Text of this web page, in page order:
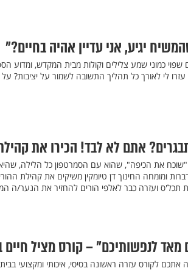
יגיע, אני עדיין אהיה בחיים?"
כמוני שמע צלילים וקולות מבית המקדש, ומדוע
לי לאורך כל תהליך התשובה לשמור על יציבות?
אתם לא לבד! הכירו את
את הכיפה", שהוא עם הסמרטפון כל הלילה,
ומומחה החינוך דן טיומקין משיקים את קהילת
תכל'ס ועזרה כבר לאלפי הורים להחזיר את הנער/ה
לנפשותיכם" – קורס מציל חיים
אתכם לקורס עזרה ראשונה בסיסי, איכותי ומקצועי